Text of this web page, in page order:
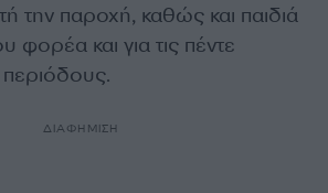
την παροχή, καθώς και παιδιά
φορέα και για τις πέντε
περιόδους.
ΔΙΑΦΗΜΙΣΗ